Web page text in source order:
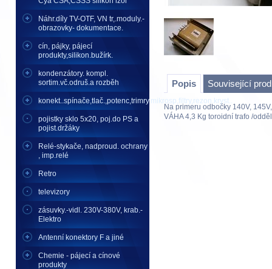
Náhr.díly TV-OTF, VN tr,.moduly.-
obrazovky- dokumentace.
cín, pájky, pájecí
produkty,silikon.bužírk.
kondenzátory. kompl.
sortim.vč.odruš.a rozběh
konekt..spínače,tlač.,potenc,trimry,mikrosp,filtry,rezon.kryst..
pojistky sklo 5x20, poj.do PS a
pojist.držáky
Relé-stykače, nadproud. ochrany
, imp.relé
Retro
televizory
zásuvky.-vidl. 230V-380V, krab.-
Elektro
Antenní konektory F a jiné
Chemie - pájecí a cínové
produkty
Popis Související
Na primeru odbočky 140V,
VÁHA 4,3 Kg toroidní trafo /